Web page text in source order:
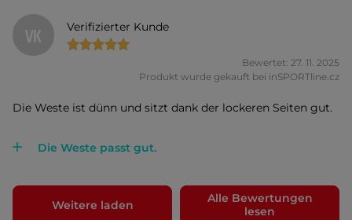
VK Verifizierter Kunde
Bewertet: 27. 11. 2025
Produkt wurde gekauft bei inSPORTline.cz
Die Weste ist dünn und sitzt dank der lockeren Seiten gut.
Die Weste passt gut.
Weitere laden
Alle Bewertungen
lesen